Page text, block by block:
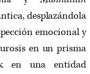
desplazándola
emocional y
en un prisma
en una entidad